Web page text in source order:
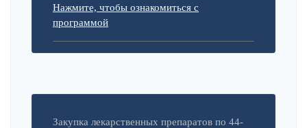
Нажмите, чтобы ознакомиться с
программой
Закупка лекарственных препаратов по 44-